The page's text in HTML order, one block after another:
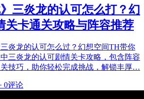
》三炎龙的认可怎么打？幻
关卡通关攻略与阵容推荐
三炎龙的认可怎么过？幻想空间TH带你
三炎龙的认可剧情关卡攻略，包含阵容
技巧，助你轻松完成挑战，解锁丰厚…
· 0评论